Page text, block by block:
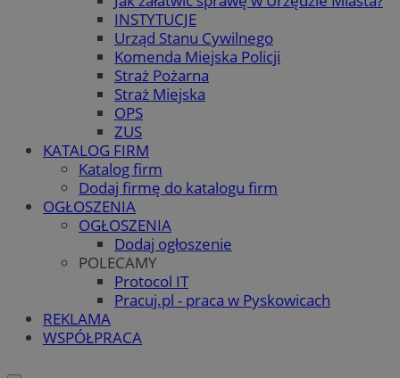
INSTYTUCJE
Urząd Stanu Cywilnego
Komenda Miejska Policji
Straż Pożarna
Straż Miejska
OPS
ZUS
KATALOG FIRM
Katalog firm
Dodaj firmę do katalogu firm
OGŁOSZENIA
OGŁOSZENIA
Dodaj ogłoszenie
POLECAMY
Protocol IT
Pracuj.pl - praca w Pyskowicach
REKLAMA
WSPÓŁPRACA